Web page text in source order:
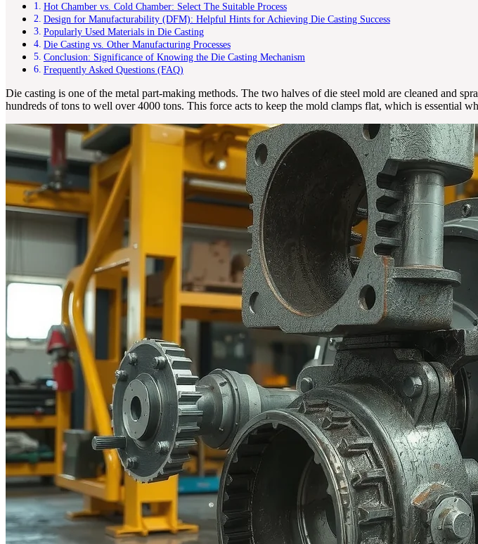
Hot Chamber vs. Cold Chamber: Select The Suitable Process
Design for Manufacturability (DFM): Helpful Hints for Achieving Die Casting Success
Popularly Used Materials in Die Casting
Die Casting vs. Other Manufacturing Processes
Conclusion: Significance of Knowing the Die Casting Mechanism
Frequently Asked Questions (FAQ)
Die casting is one of the metal part-making methods. The two halves of die steel mold are cleaned and
hundreds of tons to well over 4000 tons. This force acts to keep the mold clamps flat, which is essential